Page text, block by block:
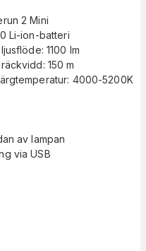
2 Mini
Li-ion-batteri
1100 lm
150 m
4000-5200K
av lampan
via USB